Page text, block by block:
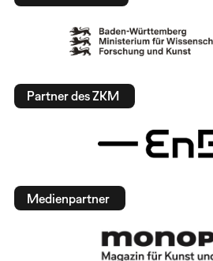
Partner des ZKM
Medienpartner